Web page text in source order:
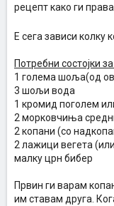
рецепт како ги
Е сега зависи колку
Потребни состојки
1 голема шоља(од
3 шољи вода
1 кромид поголем
2 морковчиња
2 копани (со
2 лажици вегета
малку црн бибер
Првин ги варам
им ставам друга.